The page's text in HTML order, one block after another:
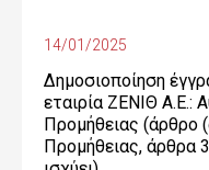
14/01/2025
Δημοσιοποίηση
εταιρία ΖΕΝΙΘ Α.Ε.:
Προμήθειας (άρθρο
Προμήθειας, άρθρα